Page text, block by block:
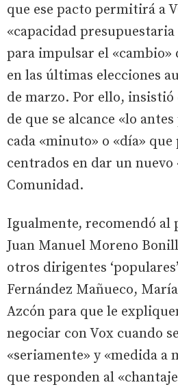
que ese pacto permitirá a
«capacidad
para impulsar el
en las últimas elecciones
de marzo. Por ello,
de que se alcance «lo
cada «minuto» o «día» que
centrados en dar un nuevo
Comunidad.
Igualmente, recomendó al
Juan Manuel Moreno
otros dirigentes
Fernández Mañueco,
Azcón para que le
negociar con Vox cuando
«seriamente» y «medida a
que responden al